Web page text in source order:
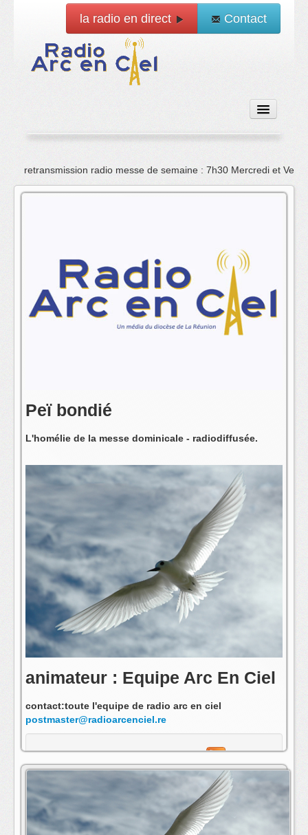
la radio en direct Contact
Accueil
Emissions
La radio
L'équipe
retransmission radio messe de semaine : 7h30 Mercredi et
Peï bondié
L'homélie de la messe dominicale - radiodiffusée.
animateur : Equipe Arc En Ciel
contact:toute l'equipe de radio arc en ciel
postmaster@radioarcenciel.re
s'abonner au fil rss de cette emission: